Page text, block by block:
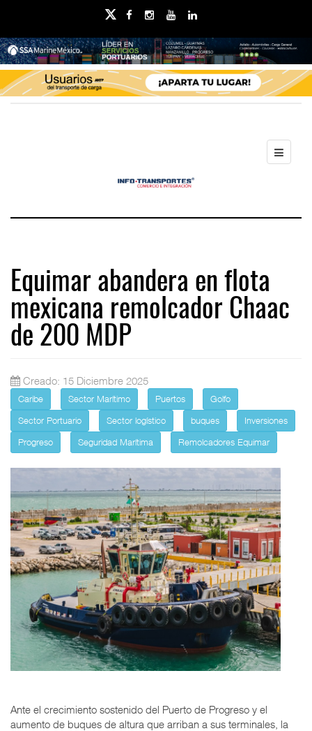
Equimar abandera en flota
mexicana remolcador Chaac
de 200 MDP
Creado: 15 Diciembre 2025
Caribe Sector Marítimo Puertos
Golfo
Sector Portuario
Sector logístico buques
Inversiones
Progreso
Seguridad Marítima Remolcadores Equimar
Ante el crecimiento sostenido del Puerto de Progreso y el
aumento de buques de altura que arriban a sus terminales, la